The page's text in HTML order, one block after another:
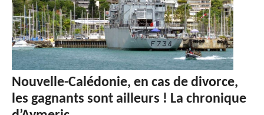
Nouvelle-Calédonie, en cas de divorce,
les gagnants sont ailleurs ! La chronique